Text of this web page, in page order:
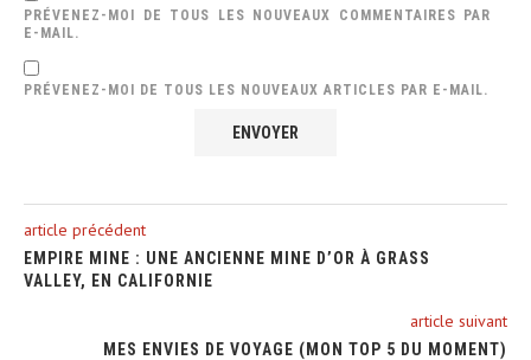
PRÉVENEZ-MOI DE TOUS LES NOUVEAUX COMMENTAIRES PAR
E-MAIL.
PRÉVENEZ-MOI DE TOUS LES NOUVEAUX ARTICLES PAR E-MAIL.
article précédent
EMPIRE MINE : UNE ANCIENNE MINE D’OR À GRASS
VALLEY, EN CALIFORNIE
article suivant
MES ENVIES DE VOYAGE (MON TOP 5 DU MOMENT)